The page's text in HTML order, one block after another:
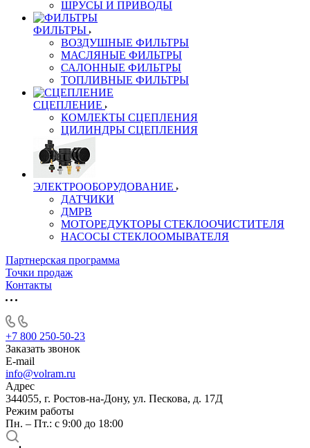
ШРУСЫ И ПРИВОДЫ
ФИЛЬТРЫ
ВОЗДУШНЫЕ ФИЛЬТРЫ
МАСЛЯНЫЕ ФИЛЬТРЫ
САЛОННЫЕ ФИЛЬТРЫ
ТОПЛИВНЫЕ ФИЛЬТРЫ
СЦЕПЛЕНИЕ
КОМЛЕКТЫ СЦЕПЛЕНИЯ
ЦИЛИНДРЫ СЦЕПЛЕНИЯ
ЭЛЕКТРООБОРУДОВАНИЕ
ДАТЧИКИ
ДМРВ
МОТОРЕДУКТОРЫ СТЕКЛООЧИСТИТЕЛЯ
НАСОСЫ СТЕКЛООМЫВАТЕЛЯ
Партнерская программа
Точки продаж
Контакты
+7 800 250-50-23
Заказать звонок
E-mail
info@volram.ru
Адрес
344055, г. Ростов-на-Дону, ул. Пескова, д. 17Д
Режим работы
Пн. – Пт.: с 9:00 до 18:00